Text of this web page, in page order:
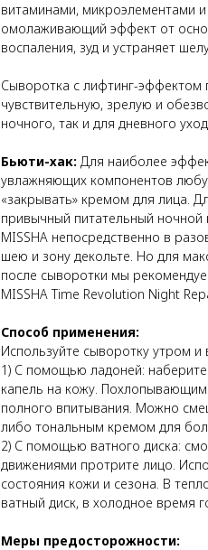
витаминами, микроэлементами
омолаживающий эффект от
воспаления, зуд и устраняет
Сыворотка с лифтинг-эффектом
чувствительную, зрелую и
ночного, так и для дневного
Бьюти-хак: Для наиболее
увлажняющих компонентов
«закрывать» кремом для лица.
привычный питательный
MISSHA непосредственно в
шею и зону декольте. Но для
после сыворотки мы
MISSHA Time Revolution Night
Способ применения:
Используйте сыворотку утром
1) С помощью ладоней: наберите
капель на кожу.
полного впитывания. Можно
либо тональным кремом для
2) С помощью ватного диска:
движениями протрите лицо.
состояния кожи и сезона. В
ватный диск, в холодное время
Меры предосторожности: